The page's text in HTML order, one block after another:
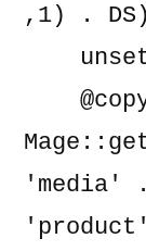
,1) .
'media'
'product'